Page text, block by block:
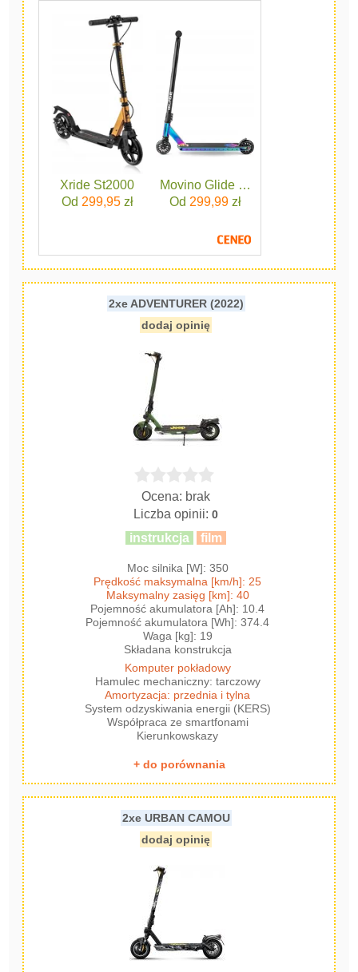
Xride St2000
Od 299,95zł
Movino Glide Wielokolorowy
Od 299,99zł
2xe ADVENTURER (2022)
dodaj opinię
Ocena: brak
Liczba opinii:0
instrukcja film
Moc silnika [W]: 350
Prędkość maksymalna [km/h]: 25
Maksymalny zasięg [km]: 40
Pojemność akumulatora [Ah]: 10.4
Pojemność akumulatora [Wh]: 374.4
Waga [kg]: 19
Składana konstrukcja
Komputer pokładowy
Hamulec mechaniczny: tarczowy
Amortyzacja: przednia i tylna
System odzyskiwania energii (KERS)
Współpraca ze smartfonami
Kierunkowskazy
+ do porównania
2xe URBAN CAMOU
dodaj opinię